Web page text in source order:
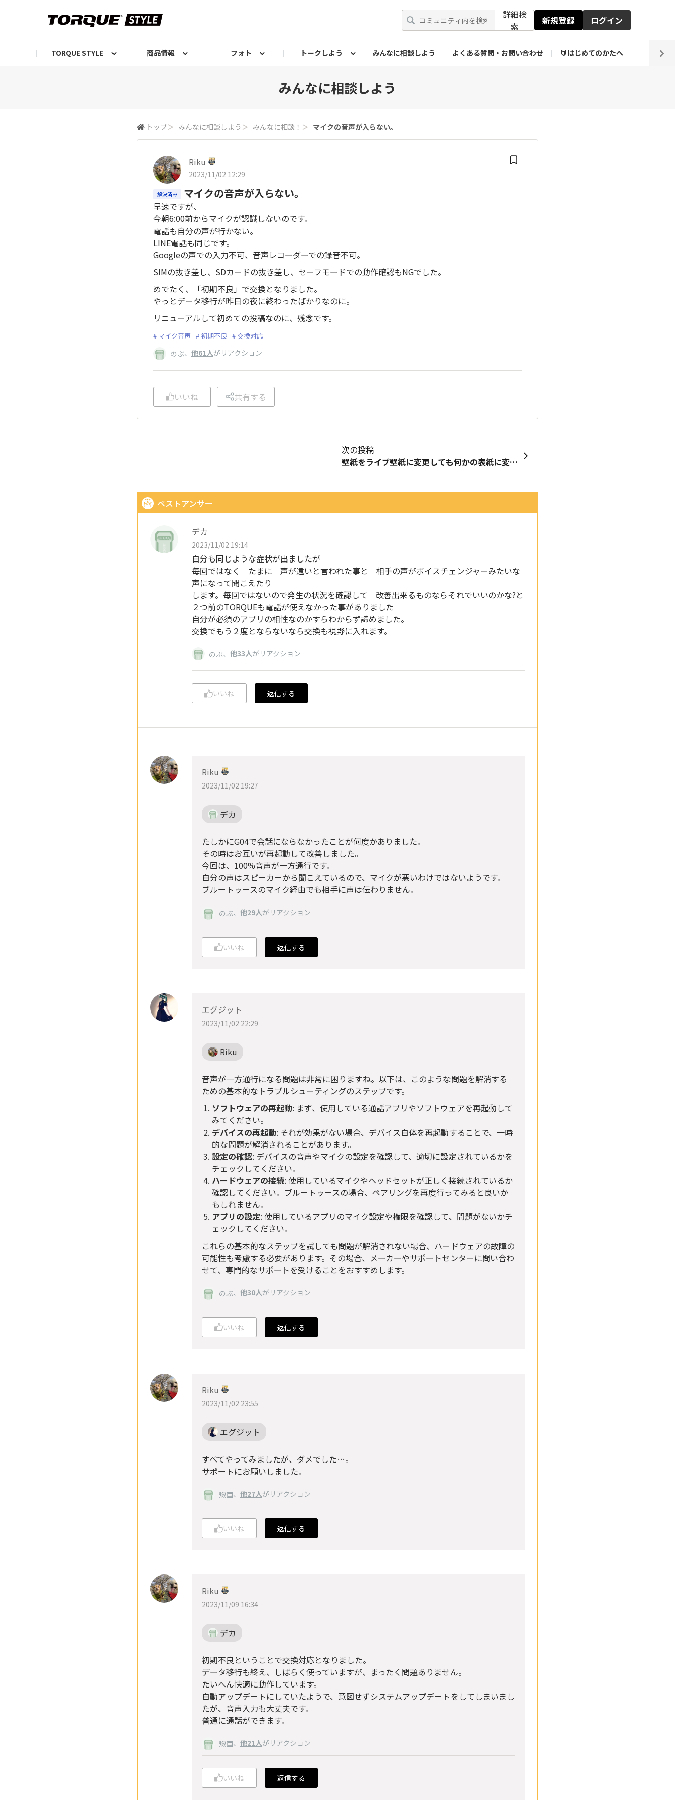
詳細検
索
新規登録 ログイン
TORQUE STYLE 商品情報 フォト トークしよう みんなに相談しよう よくある質問・お問い合わせ 🔰はじめてのかたへ 編集
みんなに相談しよう
トップ＞ みんなに相談しよう ＞ みんなに相談！ ＞ マイクの音声が入らない。
Riku
2023/11/02 12:29
解決済み マイクの音声が入らない。
早速ですが、
今朝6:00前からマイクが認識しないのです。
電話も自分の声が行かない。
LINE電話も同じです。
Googleの声での入力不可、音声レコーダーでの録音不可。
SIMの抜き差し、SDカードの抜き差し、セーフモードでの動作確認もNGでした。
めでたく、「初期不良」で交換となりました。
やっとデータ移行が昨日の夜に終わったばかりなのに。
リニューアルして初めての投稿なのに、残念です。
マイク音声 初期不良 交換対応
のぶ、 他61人がリアクション
いいね 共有する
次の投稿
壁紙をライブ壁紙に変更しても何かの表紙に変更されている
ベストアンサー
デカ
2023/11/02 19:14
自分も同じような症状が出ましたが
毎回ではなく たまに 声が遠いと言われた事と 相手の声がボイスチェンジャーみたいな
声になって聞こえたり
します。毎回ではないので発生の状況を確認して 改善出来るものならそれでいいのかな?と
２つ前のTORQUEも電話が使えなかった事がありました
自分が必須のアプリの相性なのかすらわからず諦めました。
交換でもう２度とならないなら交換も視野に入れます。
のぶ、 他33人がリアクション
いいね 返信する
Riku
2023/11/02 19:27
デカ
たしかにG04で会話にならなかったことが何度かありました。
その時はお互いが再起動して改善しました。
今回は、100%音声が一方通行です。
自分の声はスピーカーから聞こえているので、マイクが悪いわけではないようです。
ブルートゥースのマイク経由でも相手に声は伝わりません。
のぶ、 他29人がリアクション
いいね 返信する
エグジット
2023/11/02 22:29
Riku
音声が一方通行になる問題は非常に困りますね。以下は、このような問題を解消する
ための基本的なトラブルシューティングのステップです。
ソフトウェアの再起動: まず、使用している通話アプリやソフトウェアを再起動して
みてください。
デバイスの再起動: それが効果がない場合、デバイス自体を再起動することで、一時
的な問題が解消されることがあります。
設定の確認: デバイスの音声やマイクの設定を確認して、適切に設定されているかを
チェックしてください。
ハードウェアの接続: 使用しているマイクやヘッドセットが正しく接続されているか
確認してください。ブルートゥースの場合、ペアリングを再度行ってみると良いか
もしれません。
アプリの設定: 使用しているアプリのマイク設定や権限を確認して、問題がないかチ
ェックしてください。
これらの基本的なステップを試しても問題が解消されない場合、ハードウェアの故障の
可能性も考慮する必要があります。その場合、メーカーやサポートセンターに問い合わ
せて、専門的なサポートを受けることをおすすめします。
のぶ、 他30人がリアクション
いいね 返信する
Riku
2023/11/02 23:55
エグジット
すべてやってみましたが、ダメでした…。
サポートにお願いしました。
惣国、 他27人がリアクション
いいね 返信する
Riku
2023/11/09 16:34
デカ
初期不良ということで交換対応となりました。
データ移行も終え、しばらく使っていますが、まったく問題ありません。
たいへん快適に動作しています。
自動アップデートにしていたようで、意図せずシステムアップデートをしてしまいまし
たが、音声入力も大丈夫です。
普通に通話ができます。
惣国、 他21人がリアクション
いいね 返信する